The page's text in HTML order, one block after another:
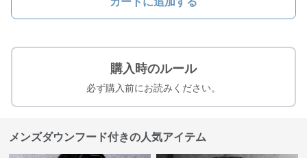
購入時のルール
必ず購入前にお読みください。
メンズダウンフード付きの人気アイテム